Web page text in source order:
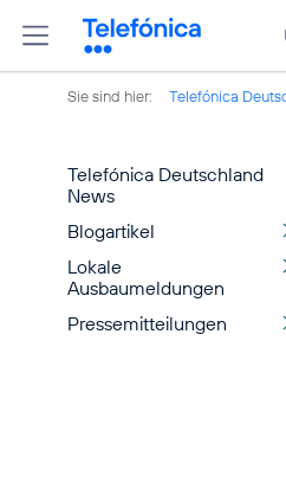
Sie sind hier: Telefónica
Telefónica Deutschland
News
Blogartikel
Lokale
Ausbaumeldungen
Pressemitteilungen